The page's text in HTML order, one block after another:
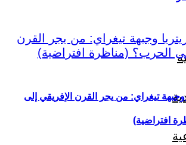
وجبهة تيغراي: من يجر القرن الإفريقي إلى
افتراضية)